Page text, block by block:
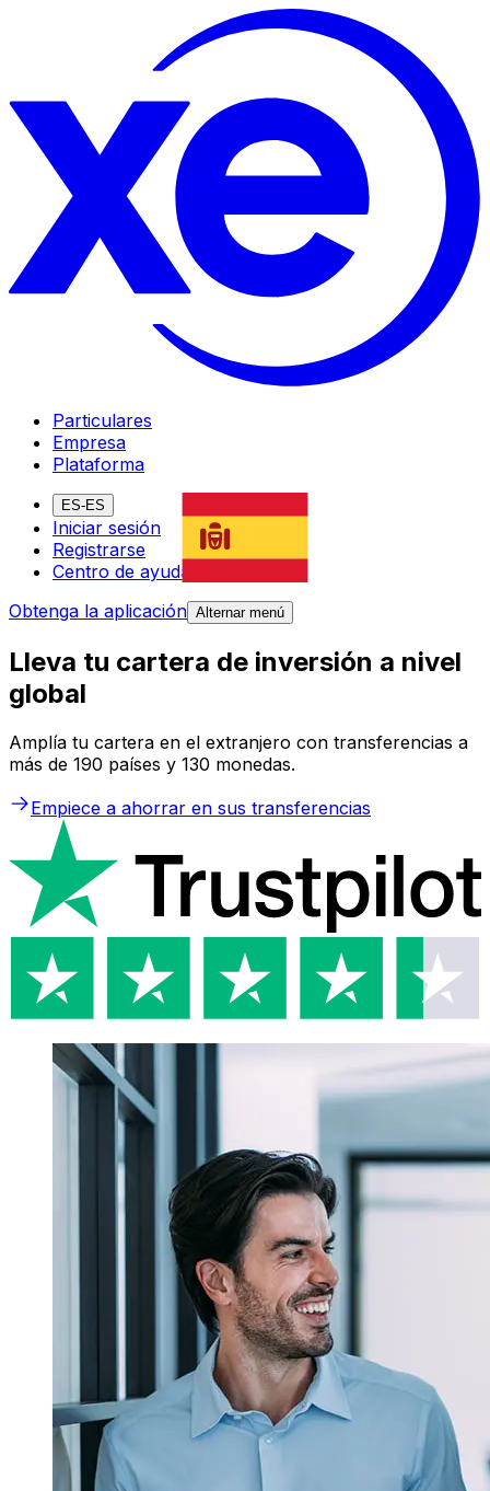
Particulares
Empresa
Plataforma
ES-ES
Iniciar sesión
Registrarse
Centro de ayuda
Obtenga la aplicación Alternar menú
Lleva tu cartera de inversión a nivel
global
Amplía tu cartera en el extranjero con transferencias a
más de 190 países y 130 monedas.
Empiece a ahorrar en sus transferencias